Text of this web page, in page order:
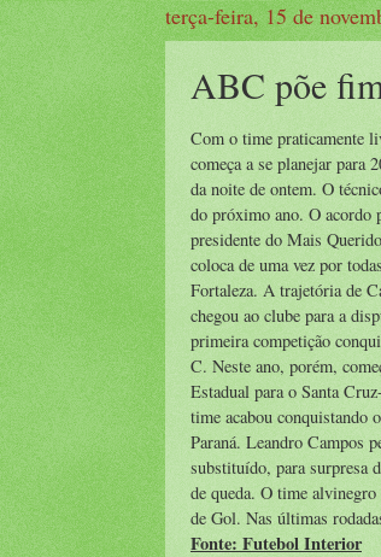
terça-feira, 15 de
ABC põe
Com o time praticamente
começa a se planejar para
da noite de ontem. O
do próximo ano. O acordo
presidente do Mais
coloca de uma vez por
Fortaleza. A trajetória de
chegou ao clube para a
primeira competição
C. Neste ano, porém,
Estadual para o Santa
time acabou conquistando
Paraná. Leandro Campos
substituído, para surpresa
de queda. O time alvinegro
de Gol. Nas últimas
Fonte: Futebol Interior